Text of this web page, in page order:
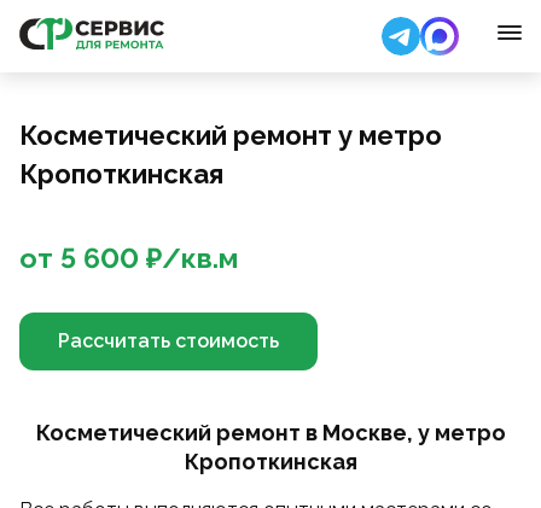
Косметический ремонт у метро
Кропоткинская
от 5 600 ₽/кв.м
Рассчитать стоимость
Косметический ремонт в Москве, у метро
Кропоткинская